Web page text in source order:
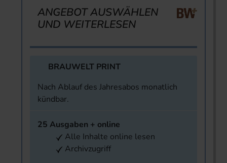
ANGEBOT AUSWÄHLEN
UND WEITERLESEN
BRAUWELT PRINT
Nach Ablauf des Jahresabos monatlich
kündbar.
25 Ausgaben + online
Alle Inhalte online lesen
Archivzugriff